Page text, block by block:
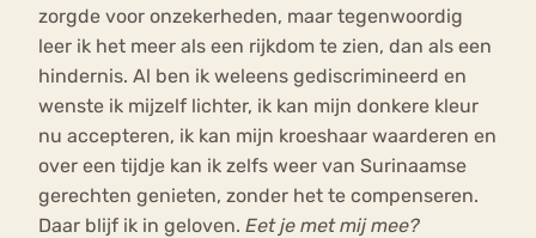
zorgde voor onzekerheden, maar tegenwoordig
leer ik het meer als een rijkdom te zien, dan als een
hindernis. Al ben ik weleens gediscrimineerd en
wenste ik mijzelf lichter, ik kan mijn donkere kleur
nu accepteren, ik kan mijn kroeshaar waarderen en
over een tijdje kan ik zelfs weer van Surinaamse
gerechten genieten, zonder het te compenseren.
Daar blijf ik in geloven. Eet je met mij mee?